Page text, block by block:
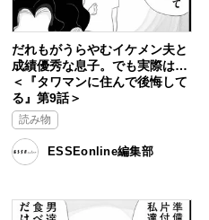
だれもがうらやむイケメン夫と
成績優秀な息子。でも実際は…
＜『タワマンに住んで後悔して
る』第9話＞
読み物
ESSEonline編集部